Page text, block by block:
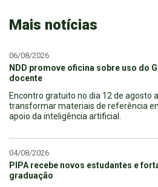
Mais notícias
06/08/2026
NDD promove oficina sobre uso do
docente
Encontro gratuito no dia 12 de agosto
transformar materiais de referência
apoio da inteligência artificial.
04/08/2026
PIPA recebe novos estudantes e
graduação